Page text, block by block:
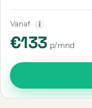
Vanaf i
€133 p/mnd